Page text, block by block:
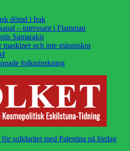
dömd i Irak
– intressant i Flamman
Samarakis
och inte människor
folkminskning
solidaritet med Palestina på lördag